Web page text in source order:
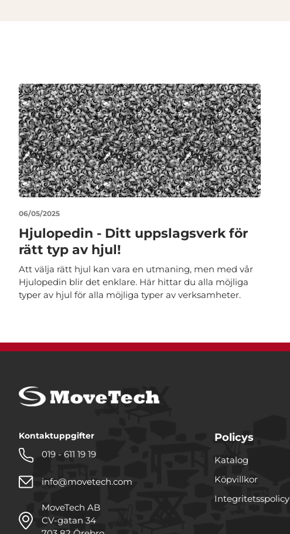
06/05/2025
Hjulopedin - Ditt uppslagsverk för
rätt typ av hjul!
Att välja rätt hjul kan vara en utmaning, men med vår
Hjulopedin blir det enklare. Här hittar du alla möjliga
typer av hjul för alla möjliga typer av verksamheter.
Kontaktuppgifter
019 - 611 19 19
info@movetech.com
MoveTech AB
CV-gatan 34
Policys
Katalog
Köpvillkor
Integritetsspolicy